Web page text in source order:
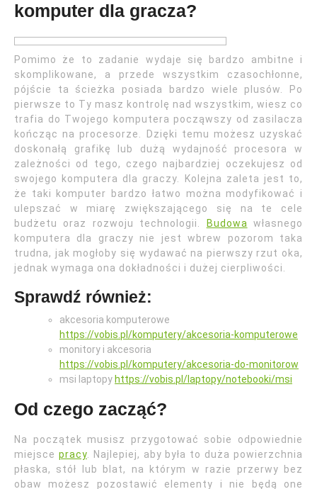
komputer dla gracza?
Pomimo że to zadanie wydaje się bardzo ambitne i
skomplikowane, a przede wszystkim czasochłonne,
pójście ta ścieżka posiada bardzo wiele plusów. Po
pierwsze to Ty masz kontrolę nad wszystkim, wiesz co
trafia do Twojego komputera począwszy od zasilacza
kończąc na procesorze. Dzięki temu możesz uzyskać
doskonałą grafikę lub dużą wydajność procesora w
zależności od tego, czego najbardziej oczekujesz od
swojego komputera dla graczy. Kolejna zaleta jest to,
że taki komputer bardzo łatwo można modyfikować i
ulepszać w miarę zwiększającego się na te cele
budżetu oraz rozwoju technologii.
Budowa
własnego
komputera dla graczy nie jest wbrew pozorom taka
trudna, jak mogłoby się wydawać na pierwszy rzut oka,
jednak wymaga ona dokładności i dużej cierpliwości.
Sprawdź również:
akcesoria komputerowe
https://vobis.pl/komputery/akcesoria-komputerowe
monitory i akcesoria
https://vobis.pl/komputery/akcesoria-do-monitorow
msi laptopy https://vobis.pl/laptopy/notebooki/msi
Od czego zacząć?
Na początek musisz przygotować sobie odpowiednie
miejsce pracy. Najlepiej, aby była to duża powierzchnia
płaska, stół lub blat, na którym w razie przerwy bez
obaw możesz pozostawić elementy i nie będą one